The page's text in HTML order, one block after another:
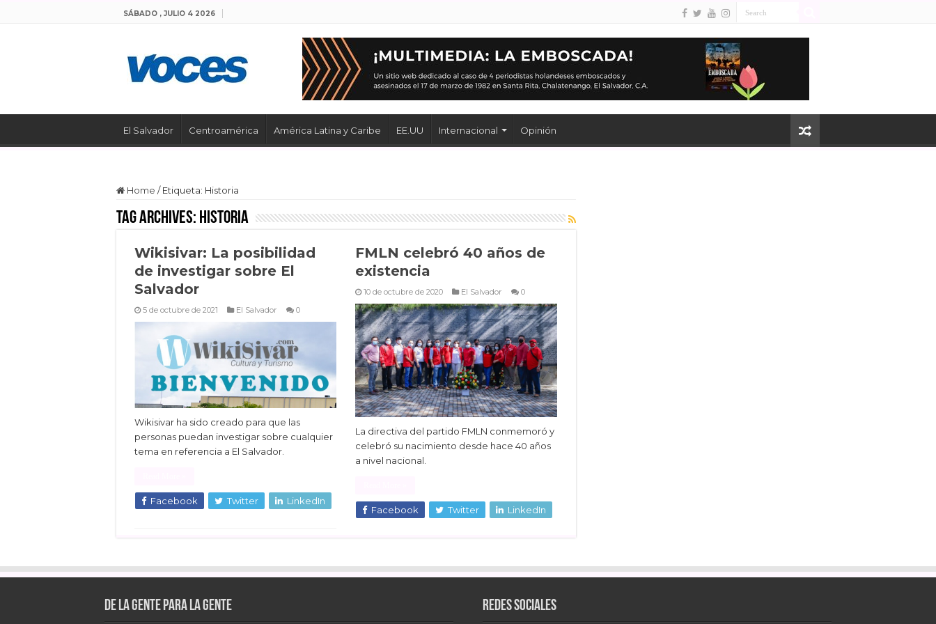
SÁBADO , JULIO 4 2026
El Salvador Centroamérica América Latina y Caribe EE.UU Internacional Opinión
Home / Etiqueta: Historia
Tag Archives: Historia
Wikisivar: La posibilidad
de investigar sobre El
Salvador
5 de octubre de 2021 El Salvador 0
Wikisivar ha sido creado para que las
personas puedan investigar sobre cualquier
tema en referencia a El Salvador.
Facebook Twitter LinkedIn
FMLN celebró 40 años de
existencia
10 de octubre de 2020 El Salvador 0
La directiva del partido FMLN conmemoró y
celebró su nacimiento desde hace 40 años
a nivel nacional.
Facebook Twitter LinkedIn
De la gente para la gente Redes sociales